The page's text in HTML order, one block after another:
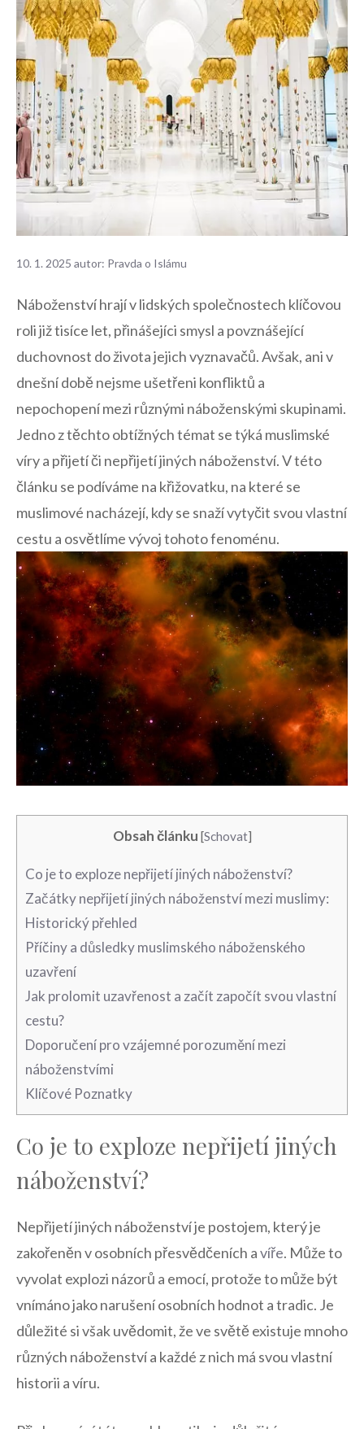
10. 1. 2025 autor: Pravda o Islámu
Náboženství hrají ⁤v lidských společnostech klíčovou
roli již tisíce⁢ let, přinášejíci smysl‍ a povznášející
duchovnost⁤ do života jejich vyznavačů. Avšak, ani ‍v
dnešní době nejsme ušetřeni konfliktů a
nepochopení mezi různými náboženskými skupinami.
⁢Jedno z⁤ těchto obtížných témat ⁢se týká muslimské
víry ⁣a​ přijetí ‍či nepřijetí jiných náboženství. V této
článku se‌ podíváme ⁤na křižovatku, na které se
muslimové ‌nacházejí, kdy​ se⁣ snaží vytyčit svou vlastní
cestu ⁣a osvětlíme ⁢vývoj tohoto ​fenoménu.
Obsah článku [Schovat]
Co⁣ je to exploze nepřijetí⁤ jiných náboženství?
Začátky nepřijetí‌ jiných náboženství mezi muslimy:⁣
Historický přehled
Příčiny a důsledky‌ muslimského náboženského
‌uzavření
Jak prolomit uzavřenost⁤ a začít započít svou vlastní⁢
cestu?
Doporučení⁤ pro ​vzájemné porozumění mezi​
náboženstvími
Klíčové‍ Poznatky
Co⁣ je to exploze nepřijetí⁤ jiných
náboženství?
Nepřijetí jiných ​náboženství je postojem, který je
zakořeněn​ v osobních přesvědčeních avíře. Může to
vyvolat ​explozi názorů a ​emocí, protože to může‍ být
vnímáno jako narušení osobních hodnot a ⁤tradic. Je
důležité si​ však⁣ uvědomit,‍ že ve světě existuje mnoho
různých náboženství a každé z nich má svou vlastní
historii a víru.